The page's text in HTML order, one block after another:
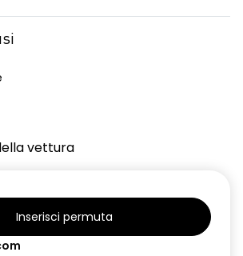
e passeggero
di emergenza
cinture di sicurezza
vettura
Inserisci permuta